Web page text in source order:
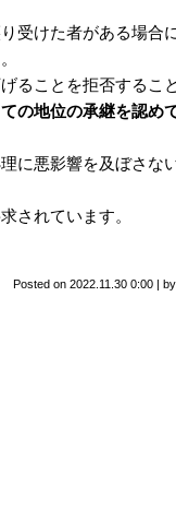
受けた者がある場合
ることを拒否するこ
の地位の承継を認め
に悪影響を及ぼさな
されています。
Posted on 2022.11.30 0:00 | by